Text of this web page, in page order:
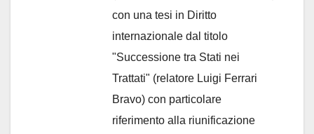
con una tesi in Diritto
internazionale dal titolo
"Successione tra Stati nei
Trattati" (relatore Luigi Ferrari
Bravo) con particolare
riferimento alla riunificazione